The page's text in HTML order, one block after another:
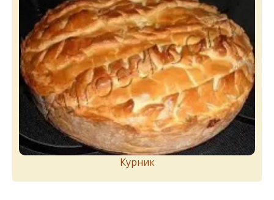
Курник